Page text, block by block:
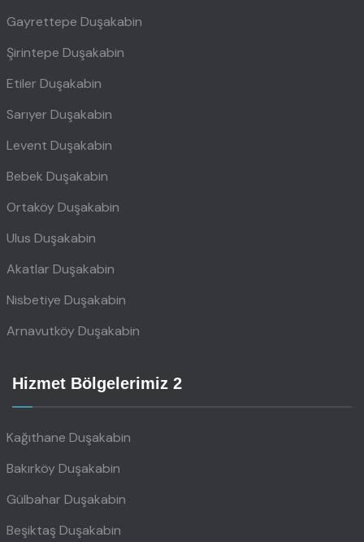
Gayrettepe Duşakabin
Şirintepe Duşakabin
Etiler Duşakabin
Sarıyer Duşakabin
Levent Duşakabin
Bebek Duşakabin
Ortaköy Duşakabin
Ulus Duşakabin
Akatlar Duşakabin
Nisbetiye Duşakabin
Arnavutköy Duşakabin
Hizmet Bölgelerimiz 2
Kağıthane Duşakabin
Bakırköy Duşakabin
Gülbahar Duşakabin
Beşiktaş Duşakabin